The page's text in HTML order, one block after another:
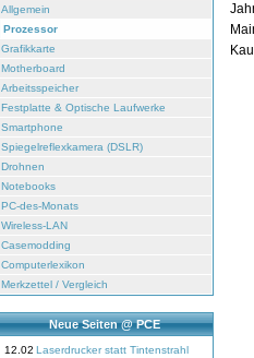
Allgemein
Prozessor
Grafikkarte
Motherboard
Arbeitsspeicher
Festplatte & Optische Laufwerke
Smartphone
Spiegelreflexkamera (DSLR)
Drohnen
Notebooks
PC-des-Monats
Wireless-LAN
Casemodding
Computerlexikon
Merkzettel / Vergleich
Neue Seiten @ PCE
12.02 Laserdrucker statt Tintenstrahl